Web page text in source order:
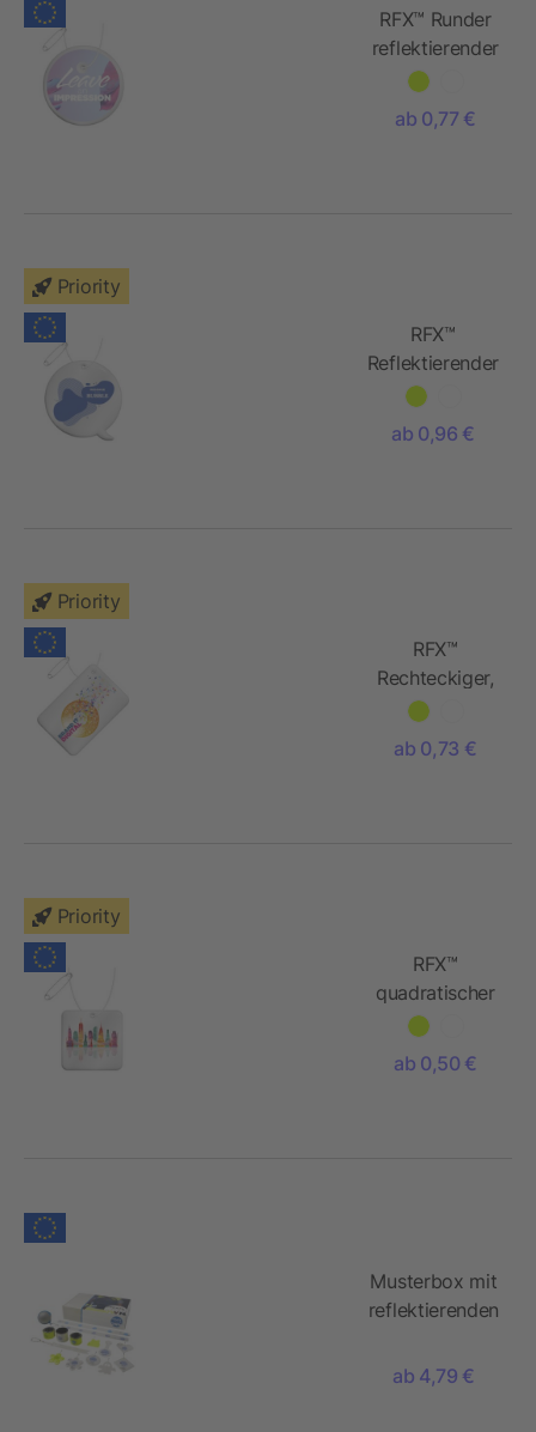
RFX™ Runder
reflektierender
PVC-
ab 0,77 €
Priority
RFX™
Reflektierender
Callout-TPU-
ab 0,96 €
Priority
RFX™
Rechteckiger,
reflektierender
Aufhänger,
ab 0,73 €
Priority
RFX™
quadratischer
reflektierender
Aufhänger
ab 0,50 €
Musterbox mit
reflektierenden
ab 4,79 €